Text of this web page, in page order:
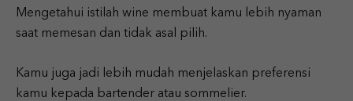
Mengetahui istilah wine membuat kamu lebih nyaman
saat memesan dan tidak asal pilih.
Kamu juga jadi lebih mudah menjelaskan preferensi
kamu kepada bartender atau sommelier.